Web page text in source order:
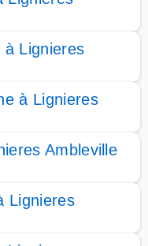
à Lignieres
à Lignieres
Ambleville
Lignieres